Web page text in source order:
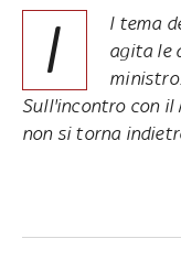
I
l tema
agita le
Sull'incontro con il
non si torna